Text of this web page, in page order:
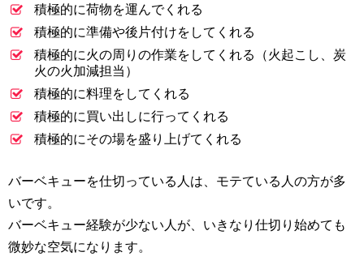
積極的に荷物を運んでくれる
積極的に準備や後片付けをしてくれる
積極的に火の周りの作業をしてくれる（火起こし、炭
火の火加減担当）
積極的に料理をしてくれる
積極的に買い出しに行ってくれる
積極的にその場を盛り上げてくれる
バーベキューを仕切っている人は、モテている人の方が多
いです。
バーベキュー経験が少ない人が、いきなり仕切り始めても
微妙な空気になります。